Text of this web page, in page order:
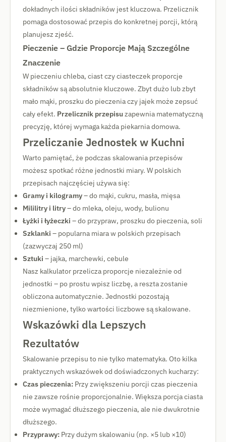
dokładnych ilości składników jest kluczowa. Przelicznik
pomaga dostosować przepis do konkretnej porcji, którą
planujesz zjeść.
Pieczenie – Gdzie Proporcje Mają Szczególne
Znaczenie
W pieczeniu chleba, ciast czy ciasteczek proporcje
składników są absolutnie kluczowe. Zbyt dużo lub zbyt
mało mąki, proszku do pieczenia czy jajek może zepsuć
cały efekt. Przelicznik przepisuzapewnia matematyczną
precyzję, której wymaga każda piekarnia domowa.
Przeliczanie Jednostek w Kuchni
Warto pamiętać, że podczas skalowania przepisów
możesz spotkać różne jednostki miary. W polskich
przepisach najczęściej używa się:
Gramy i kilogramy– do mąki, cukru, masła, mięsa
Mililitry i litry– do mleka, oleju, wody, bulionu
Łyżki i łyżeczki – do przypraw, proszku do pieczenia, soli
Szklanki – popularna miara w polskich przepisach
(zazwyczaj 250 ml)
Sztuki – jajka, marchewki, cebule
Nasz kalkulator przelicza proporcje niezależnie od
jednostki – po prostu wpisz liczbę, a reszta zostanie
obliczona automatycznie. Jednostki pozostają
niezmienione, tylko wartości liczbowe są skalowane.
Wskazówki dla Lepszych
Rezultatów
Skalowanie przepisu to nie tylko matematyka. Oto kilka
praktycznych wskazówek od doświadczonych kucharzy:
Czas pieczenia: Przy zwiększeniu porcji czas pieczenia
nie zawsze rośnie proporcjonalnie. Większa porcja ciasta
może wymagać dłuższego pieczenia, ale nie dwukrotnie
dłuższego.
Przyprawy: Przy dużym skalowaniu (np. ×5 lub ×10)